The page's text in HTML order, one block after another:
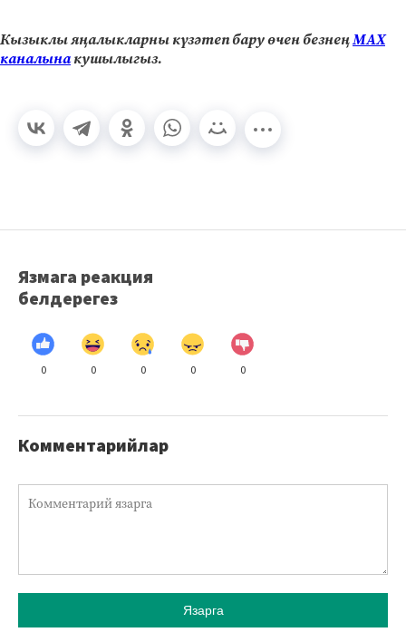
Кызыклы яңалыкларны күзәтеп бару өчен безнеңМАХ
каналынакушылыгыз.
Язмага реакция
белдерегез
0 0 0 0 0
Комментарийлар
Язарга